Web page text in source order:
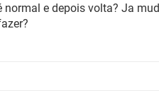
normal e depois volta? Ja